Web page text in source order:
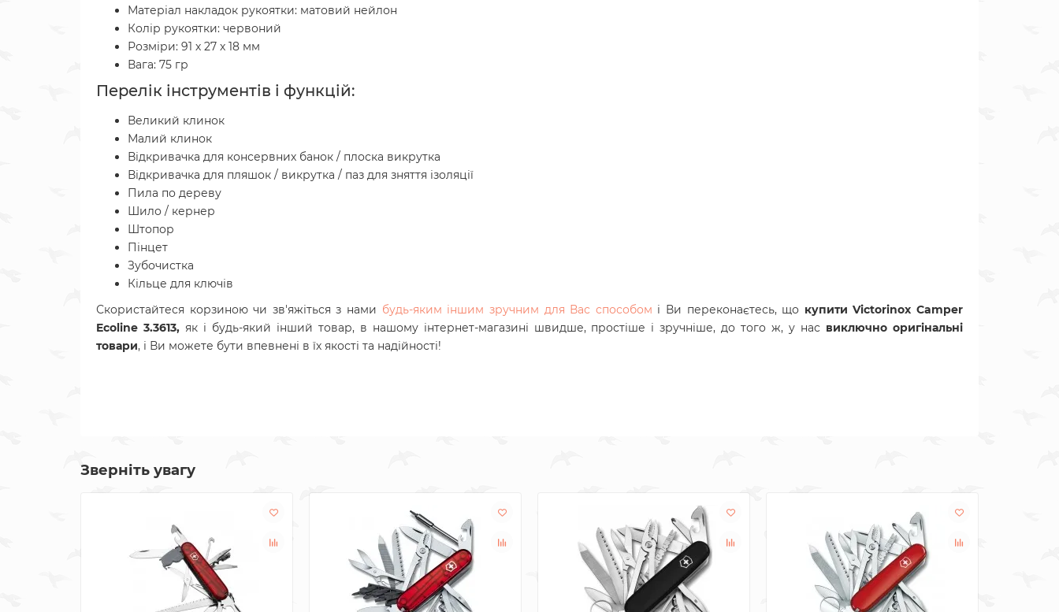
Матеріал накладок рукоятки: матовий нейлон
Колір рукоятки: червоний
Розміри: 91 х 27 х 18 мм
Вага: 75 гр
Перелік інструментів і функцій:
Великий клинок
Малий клинок
Відкривачка для консервних банок / плоска викрутка
Відкривачка для пляшок / викрутка / паз для зняття ізоляції
Пила по дереву
Шило / кернер
Штопор
Пінцет
Зубочистка
Кільце для ключів
Скористайтеся корзиною чи зв'яжіться з нами будь-яким іншим зручним для Вас способом і Ви переконаєтесь, що купити Victorinox Camper
Ecoline 3.3613, як і будь-який інший товар, в нашому інтернет-магазині швидше, простіше і зручніше, до того ж, у нас виключно оригінальні
товари, і Ви можете бути впевнені в їх якості та надійності!
Зверніть увагу